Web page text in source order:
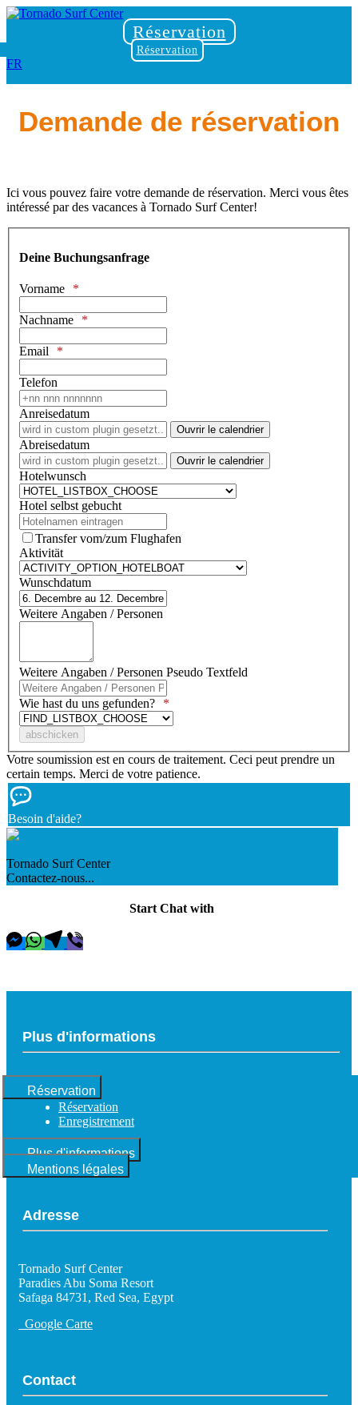
Réservation
Réservation
FR
Demande de réservation
Ici vous pouvez faire votre demande de réservation. Merci vous êtes
intéressé par des vacances à Tornado Surf Center!
Deine Buchungsanfrage
Vorname
Nachname
Email
Telefon
Anreisedatum
Ouvrir le calendrier
Abreisedatum
Ouvrir le calendrier
Hotelwunsch
Hotel selbst gebucht
Transfer vom/zum Flughafen
Aktivität
Wunschdatum
Weitere Angaben / Personen
Weitere Angaben / Personen Pseudo Textfeld
Wie hast du uns gefunden?
Votre soumission est en cours de traitement. Ceci peut prendre un
certain temps. Merci de votre patience.
Besoin d'aide?
Tornado Surf Center
Contactez-nous...
Start Chat with
Plus d'informations
Réservation
Réservation
Enregistrement
Plus d'informations
Mentions légales
Adresse
Tornado Surf Center
Paradies Abu Soma Resort
Safaga 84731, Red Sea, Egypt
Google Carte
Contact